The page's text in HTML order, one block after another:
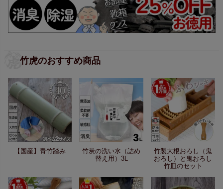
竹虎のおすすめ商品
【国産】青竹踏み
竹炭の洗い水（詰め
替え用）3L
竹製大根おろし（鬼
おろし）と鬼おろし
竹皿のセット